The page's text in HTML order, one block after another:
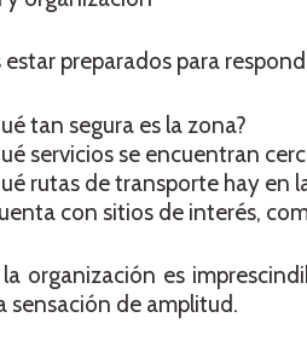
preparados para
tan segura es la zona?
servicios se encuentran
rutas de transporte hay en
con sitios de interés,
organización es
sensación de amplitud.